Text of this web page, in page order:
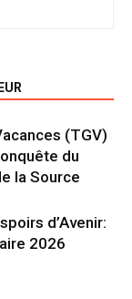
(TGV)
du
la Source
d’Avenir:
2026